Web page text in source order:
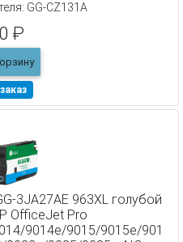
GG-CZ131A
₽
3JA27AE 963XL голубой
OfficeJet Pro
9014e/9015/9015e/901